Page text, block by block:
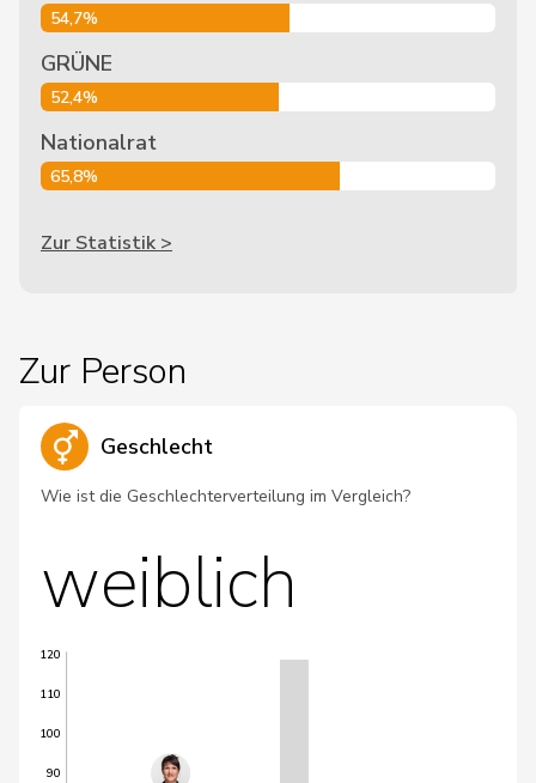
54,7%
GRÜNE
52,4%
Nationalrat
65,8%
Zur Statistik >
Zur Person
Geschlecht
Wie ist die Geschlechterverteilung im Vergleich?
weiblich
90
100
110
120